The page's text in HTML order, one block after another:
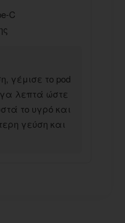
C
γέμισε το pod
λεπτά ώστε
το υγρό και
γεύση και